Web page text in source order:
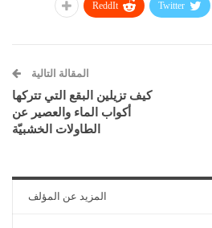
Twitter
ReddIt
المقالة التالية
كيف تزيلين البقع التي تتركها
أكواب الماء والعصير عن
الطاولات الخشبيّة
المزيد عن المؤلف